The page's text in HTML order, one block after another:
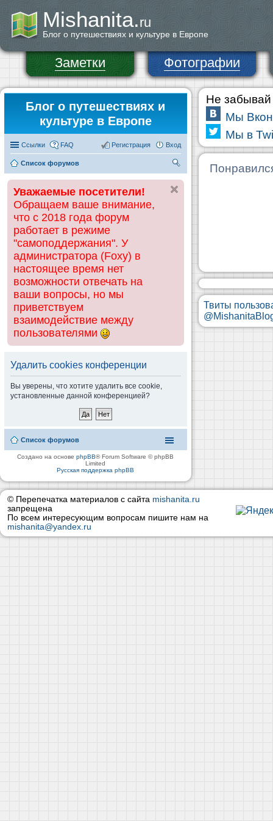
Mishanita.ru
Блог о путешествиях и культуре в Европе
Заметки Фотографии
Блог о путешествиях и
культуре в Европе
Ссылки FAQ Вход
Регистрация
Список форумов
ск
Уважаемые посетители!
Обращаем ваше внимание,
что с 2018 года форум
работает в режиме
"самоподдержания". У
администратора (Foxy) в
настоящее время нет
возможности отвечать на
ваши вопросы, но мы
приветствуем
взаимодействие между
пользователями
Удалить cookies конференции
Вы уверены, что хотите удалить все cookie,
установленные данной конференцией?
Список форумов
Создано на основеphpBB® Forum Software © phpBB
Limited
Русская поддержка phpBB
Не забывай
Мы
Мы в
Твиты
© Перепечатка материалов с сайта mishanita.ru
запрещена
По всем интересующим вопросам пишите нам на
mishanita@yandex.ru